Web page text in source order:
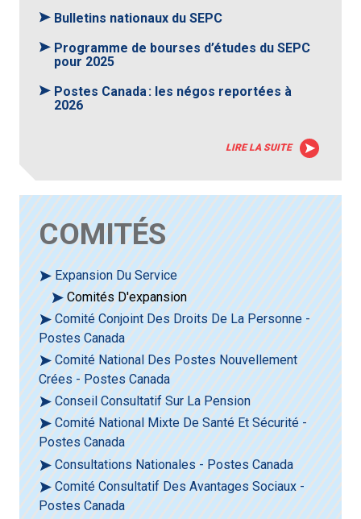
Bulletins nationaux du SEPC
Programme de bourses d’études du SEPC
pour 2025
Postes Canada : les négos reportées à
2026
LIRE LA SUITE
COMITÉS
Expansion Du Service
Comités D'expansion
Comité Conjoint Des Droits De La Personne -
Postes Canada
Comité National Des Postes Nouvellement
Crées - Postes Canada
Conseil Consultatif Sur La Pension
Comité National Mixte De Santé Et Sécurité -
Postes Canada
Consultations Nationales - Postes Canada
Comité Consultatif Des Avantages Sociaux -
Postes Canada